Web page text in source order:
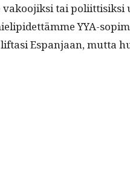
tai poli­it­tisik­si
YYA-
Espan­jaan, mut­ta